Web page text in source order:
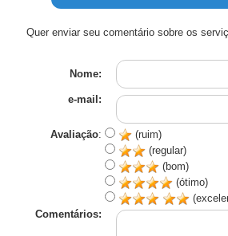
Quer enviar seu comentário sobre os
Nome:
e-mail:
Avaliação:
(ruim)
(regular)
(bom)
(ótimo)
Comentários: